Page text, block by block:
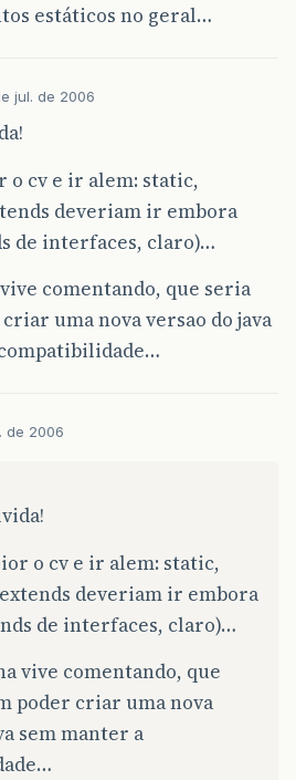
estáticos no geral…
jul. de 2006
o cv e ir alem: static,
deveriam ir embora
de interfaces, claro)…
comentando, que seria
uma nova versao do java
de 2006
o cv e ir alem: static,
deveriam ir embora
de interfaces, claro)…
vive comentando, que
poder criar uma nova
sem manter a